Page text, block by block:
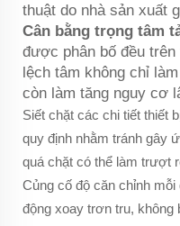
thuật do nhà sản xuất
Cân bằng trọng tâm
được phân bố đều
lệch tâm không chỉ
còn làm tăng nguy cơ
Siết chặt các chi tiết thiết
quy định nhằm tránh gây
quá chặt có thể làm trượt
Củng cố độ căn chỉnh
động xoay trơn tru, không